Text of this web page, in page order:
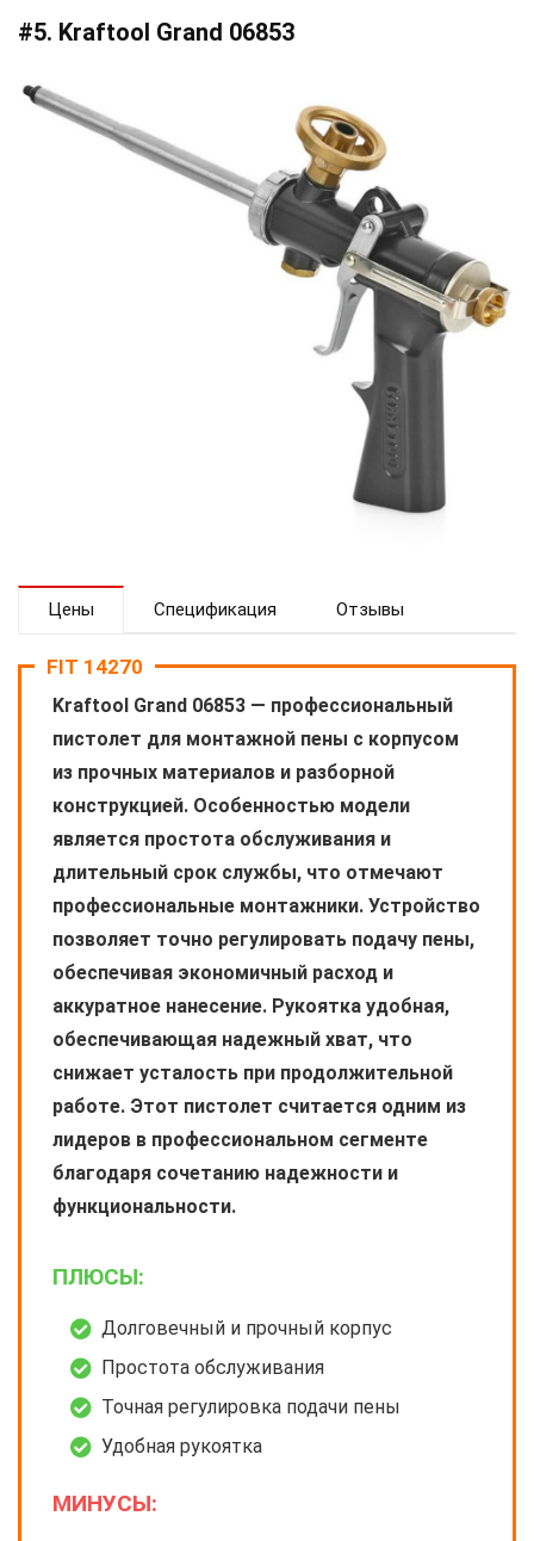
#5. Kraftool Grand 06853
Цены Спецификация Отзывы
FIT 14270
Kraftool Grand 06853 — профессиональный
пистолет для монтажной пены с корпусом
из прочных материалов и разборной
конструкцией. Особенностью модели
является простота обслуживания и
длительный срок службы, что отмечают
профессиональные монтажники. Устройство
позволяет точно регулировать подачу пены,
обеспечивая экономичный расход и
аккуратное нанесение. Рукоятка удобная,
обеспечивающая надежный хват, что
снижает усталость при продолжительной
работе. Этот пистолет считается одним из
лидеров в профессиональном сегменте
благодаря сочетанию надежности и
функциональности.
ПЛЮСЫ:
Долговечный и прочный корпус
Простота обслуживания
Точная регулировка подачи пены
Удобная рукоятка
МИНУСЫ: